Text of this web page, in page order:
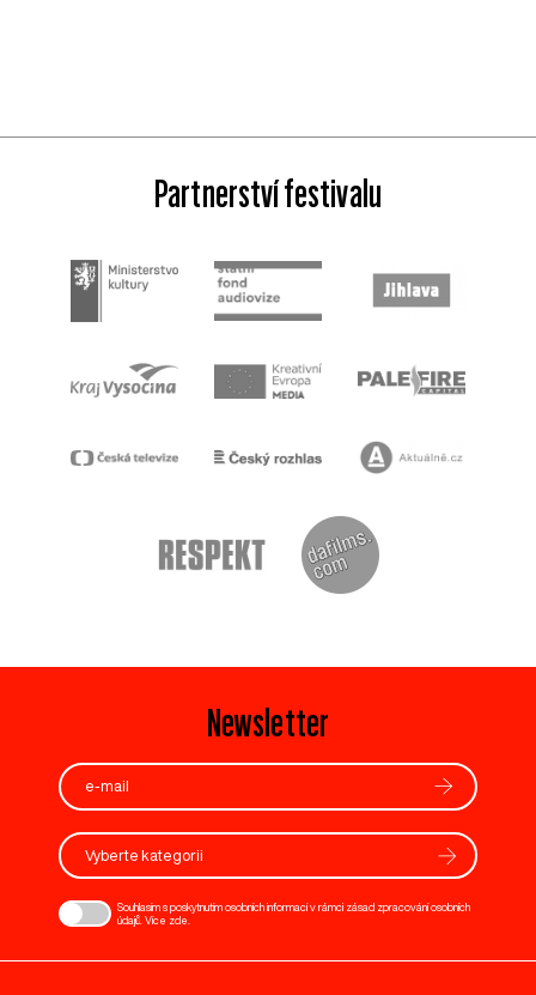
Partnerství festivalu
Newsletter
Vyberte kategorii
Souhlasím s poskytnutím osobních informací v rámci zásad zpracování osobních
údajů. Více zde